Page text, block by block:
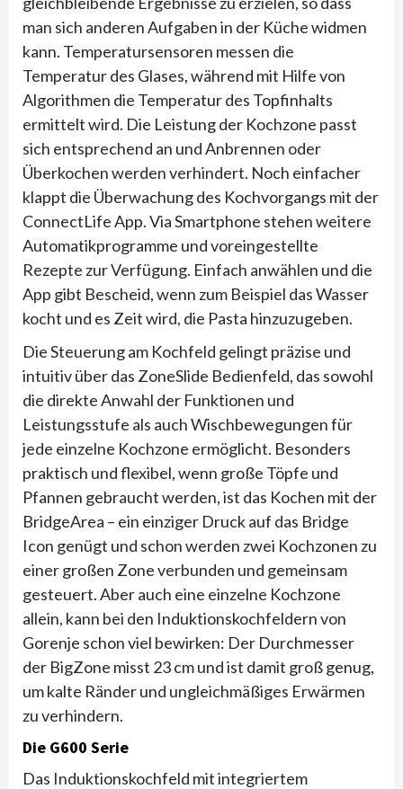
man sich anderen Aufgaben in der Küche widmen
kann. Temperatursensoren messen die
Temperatur des Glases, während mit Hilfe von
Algorithmen die Temperatur des Topfinhalts
ermittelt wird. Die Leistung der Kochzone passt
sich entsprechend an und Anbrennen oder
Überkochen werden verhindert. Noch einfacher
klappt die Überwachung des Kochvorgangs mit der
ConnectLife App. Via Smartphone stehen weitere
Automatikprogramme und voreingestellte
Rezepte zur Verfügung. Einfach anwählen und die
App gibt Bescheid, wenn zum Beispiel das Wasser
kocht und es Zeit wird, die Pasta hinzuzugeben.
Die Steuerung am Kochfeld gelingt präzise und
intuitiv über das ZoneSlide Bedienfeld, das sowohl
die direkte Anwahl der Funktionen und
Leistungsstufe als auch Wischbewegungen für
jede einzelne Kochzone ermöglicht. Besonders
praktisch und flexibel, wenn große Töpfe und
Pfannen gebraucht werden, ist das Kochen mit der
BridgeArea – ein einziger Druck auf das Bridge
Icon genügt und schon werden zwei Kochzonen zu
einer großen Zone verbunden und gemeinsam
gesteuert. Aber auch eine einzelne Kochzone
allein, kann bei den Induktionskochfeldern von
Gorenje schon viel bewirken: Der Durchmesser
der BigZone misst 23 cm und ist damit groß genug,
um kalte Ränder und ungleichmäßiges Erwärmen
zu verhindern.
Die G600 Serie
Das Induktionskochfeld mit integriertem